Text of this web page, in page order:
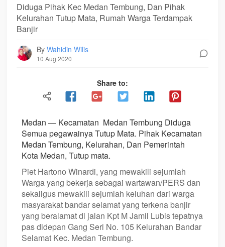
Diduga Pihak Kec Medan Tembung, Dan Pihak
Kelurahan Tutup Mata, Rumah Warga Terdampak
Banjir
ByWahidin Wilis
10 Aug 2020
Share to:
Medan — Kecamatan Medan Tembung Diduga
Semua pegawainya Tutup Mata. Pihak Kecamatan
Medan Tembung, Kelurahan, Dan Pemerintah
Kota Medan, Tutup mata.
Piet Hartono Winardi, yang mewakili sejumlah
Warga yang bekerja sebagai wartawan/PERS dan
sekaligus mewakili sejumlah keluhan dari warga
masyarakat bandar selamat yang terkena banjir
yang beralamat di jalan Kpt M Jamil Lubis tepatnya
pas didepan Gang Seri No. 105 Kelurahan Bandar
Selamat Kec. Medan Tembung.